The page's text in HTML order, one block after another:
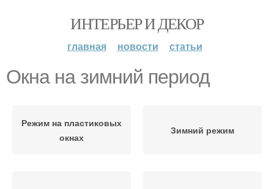
ИНТЕРЬЕР И ДЕКОР
главная новости статьи
Окна на зимний период
Режим на пластиковых
окнах
Зимний режим